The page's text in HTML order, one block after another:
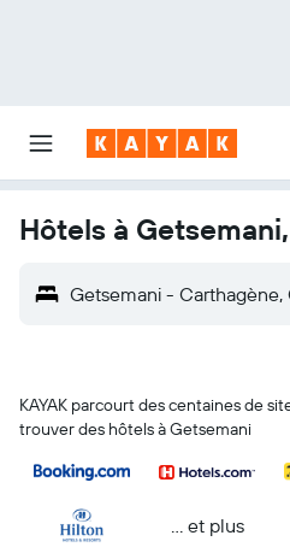
Hôtels à
Getsemani -
KAYAK parcourt des centaines de
trouver des hôtels à Getsemani
… et plus